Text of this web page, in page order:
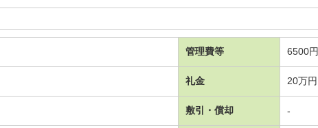
管理費等 6500円
礼金 20万円
敷引・償却 -